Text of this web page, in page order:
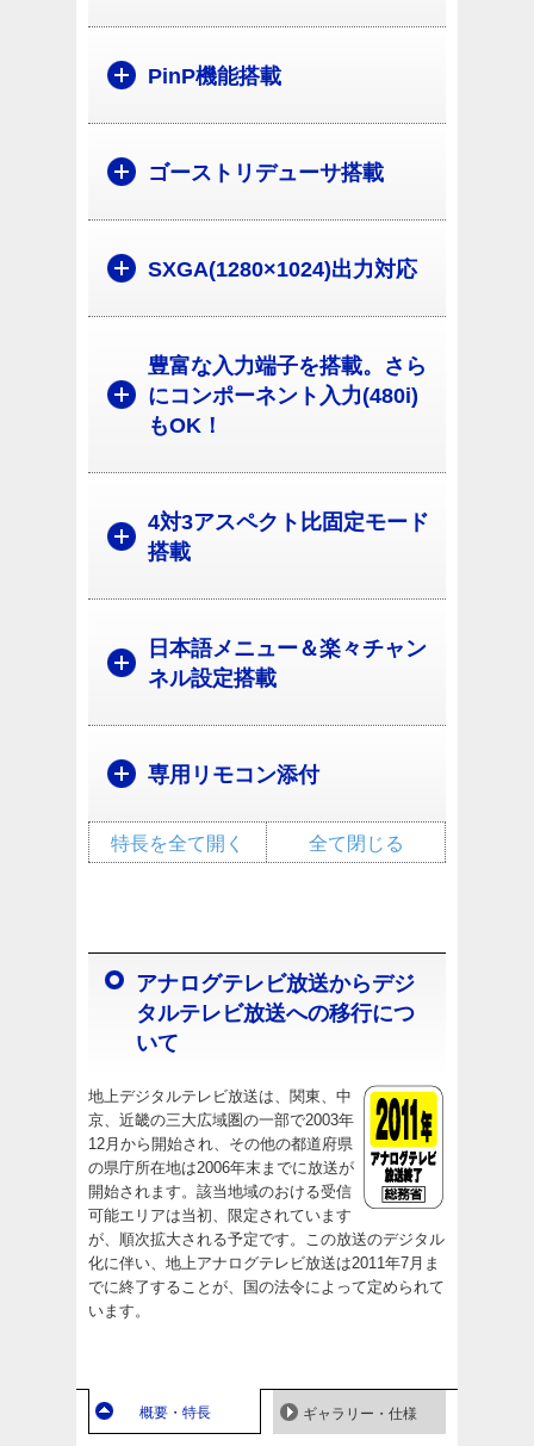
PinP機能搭載
ゴーストリデューサ搭載
SXGA(1280×1024)出力対応
豊富な入力端子を搭載。さら
にコンポーネント入力(480i)
もOK！
4対3アスペクト比固定モード
搭載
日本語メニュー＆楽々チャン
ネル設定搭載
専用リモコン添付
全て閉じる
特長を全て開く
アナログテレビ放送からデジ
タルテレビ放送への移行につ
いて
地上デジタルテレビ放送は、関東、中
京、近畿の三大広域圏の一部で2003年
12月から開始され、その他の都道府県
の県庁所在地は2006年末までに放送が
開始されます。該当地域のおける受信
可能エリアは当初、限定されています
が、順次拡大される予定です。この放送のデジタル
化に伴い、地上アナログテレビ放送は2011年7月ま
でに終了することが、国の法令によって定められて
います。
概要・特長 ギャラリー・仕様